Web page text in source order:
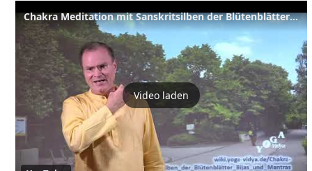
Chakra Meditation mit Sanskritsilben der Blütenblätter Bijas und Mantras
Video laden